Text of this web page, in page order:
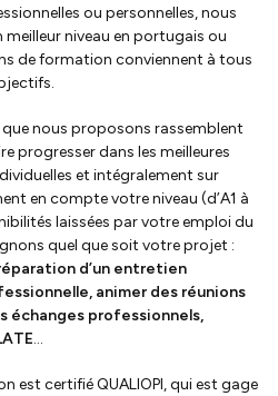
ou personnelles, nous
niveau en portugais ou
de formation conviennent à tous
nous proposons rassemblent
progresser dans les meilleures
et intégralement sur
en compte votre niveau (d’A1 à
laissées par votre emploi du
quel que soit votre projet :
d’un entretien
animer des réunions
échanges professionnels,
…
est certifié QUALIOPI, qui est gage